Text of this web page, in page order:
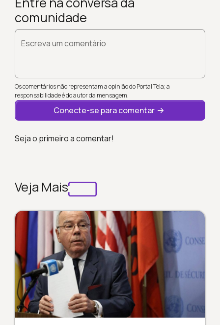
comunidade
Escreva um comentário
Os comentários não representam a opinião do Portal Tela; a
responsabilidade é do autor da mensagem.
Conecte-se para comentar
Seja o primeiro a comentar!
Veja Mais